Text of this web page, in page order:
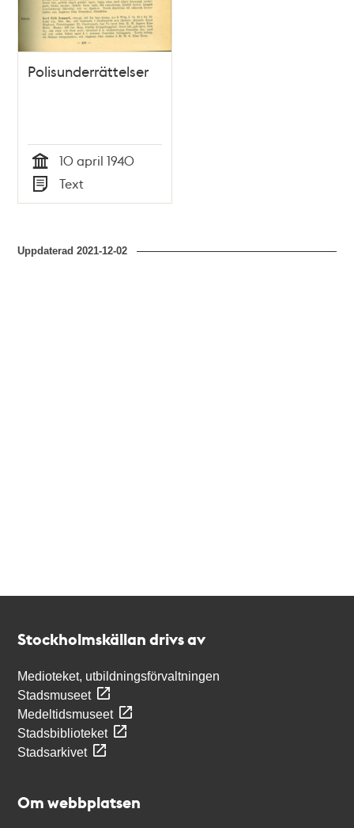
Polisunderrättelser
Tid
10 april 1940
Typ
Text
Uppdaterad2021-12-02
Stockholmskällan drivs av
Medioteket, utbildningsförvaltningen
Stadsmuseet
Medeltidsmuseet
Stadsbiblioteket
Stadsarkivet
Om webbplatsen